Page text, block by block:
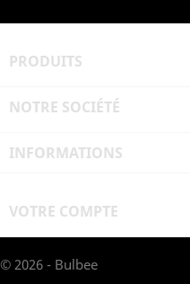
PRODUITS
NOTRE SOCIÉTÉ
INFORMATIONS
VOTRE COMPTE
© 2026 - Bulbee